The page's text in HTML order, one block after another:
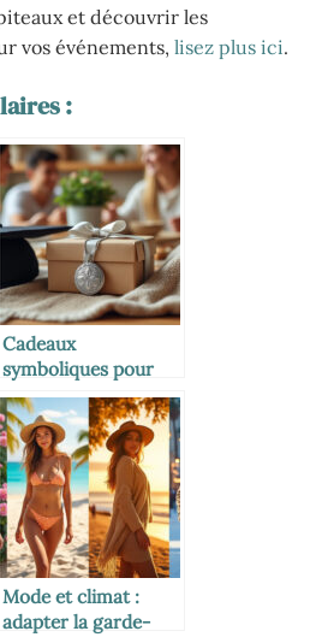
et découvrir les
vos événements, lisez plus ici.
:
Cadeaux
symboliques pour
marquer les grandes
étapes de vie
Mode et climat :
adapter la garde-